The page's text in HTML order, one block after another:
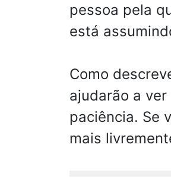
pessoa pela
está
Como
ajudarão a
paciência. Se
mais